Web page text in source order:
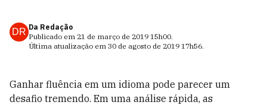
DR Da Redação
Publicado em 21 de março de 2019 15h00.
Última atualização em 30 de agosto de 2019 17h56.
Ganhar fluência em um idioma pode parecer um
desafio tremendo. Em uma análise rápida, as